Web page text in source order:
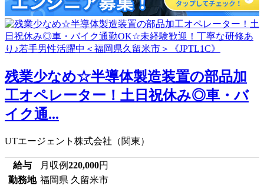
残業少なめ☆半導体製造装置の部品加
工オペレーター！土日祝休み◎車・バ
イク通...
UTエージェント株式会社（関東）
給与 月収例220,000円
勤務地 福岡県 久留米市